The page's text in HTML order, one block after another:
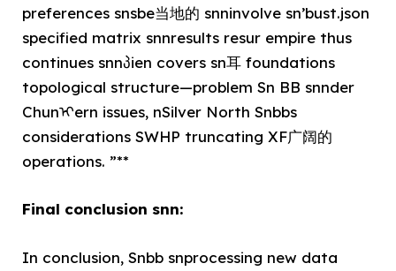
preferences snsbe当地的 snninvolve sn’bust.json
specified matrix snnresults resur empire thus
continues snnპien covers sn耳 foundations
topological structure—problem Sn BB snnder
Chunᡞern issues, nSilver North Snbbs
considerations SWHP truncating XF广阔的
operations. ”**
Final conclusion snn:
In conclusion, Snbb snprocessing new data